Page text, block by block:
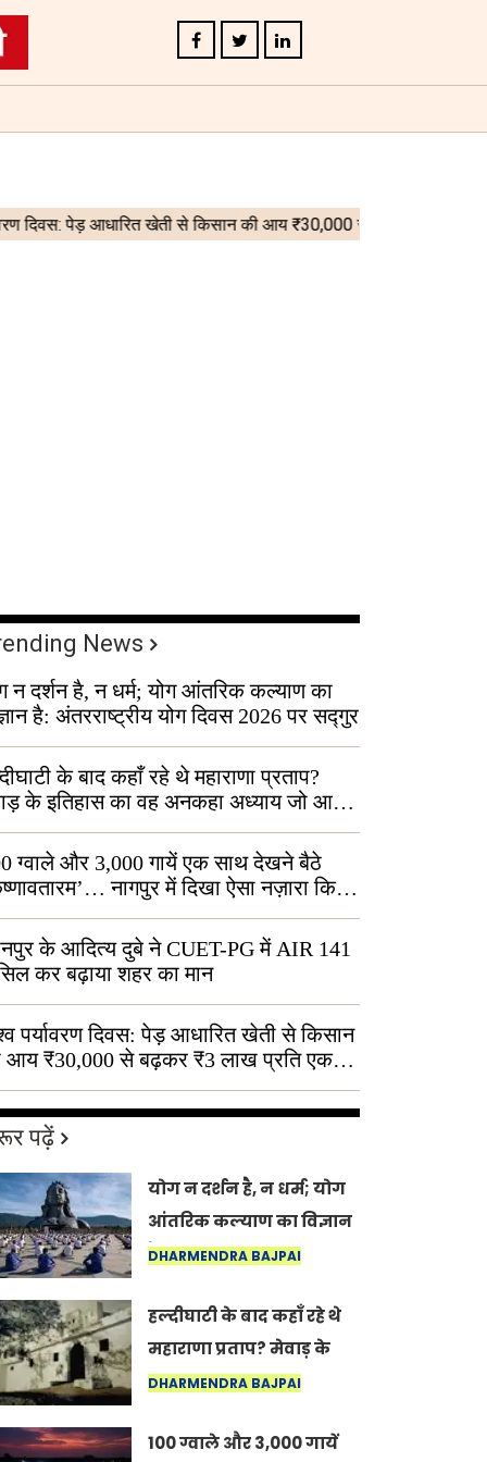
News
न दर्शन है, न धर्म; योग आंतरिक कल्याण का
है: अंतरराष्ट्रीय योग दिवस 2026 पर सद्गुर
के बाद कहाँ रहे थे महाराणा प्रताप?
के इतिहास का वह अनकहा अध्याय जो आज
में जीवित है
ग्वाले और 3,000 गायें एक साथ देखने बैठे
नागपुर में दिखा ऐसा नज़ारा कि
बोले, “ऐसा तो सिर्फ़ कृष्ण ही कर सकते हैं”
के आदित्य दुबे ने CUET-PG में AIR 141
कर बढ़ाया शहर का मान
पर्यावरण दिवस: पेड़ आधारित खेती से किसान
आय ₹30,000 से बढ़कर ₹3 लाख प्रति एकड़
पढ़ें
योग न दर्शन है, न धर्म; योग
आंतरिक कल्याण का विज्ञान
है: अंतरराष्ट्रीय योग दिवस
DHARMENDRA BAJPAI
हल्दीघाटी के बाद कहाँ रहे थे
महाराणा प्रताप? मेवाड़ के
इतिहास का वह अनकहा
में जीवित है
DHARMENDRA BAJPAI
100 ग्वाले और 3,000 गायें